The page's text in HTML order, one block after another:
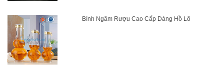
Bình Ngâm Rượu Cao Cấp Dáng Hồ Lô